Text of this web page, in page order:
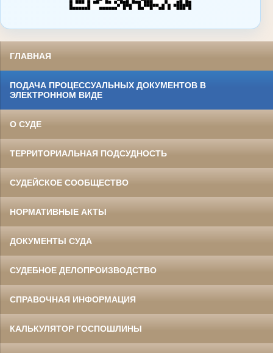
ГЛАВНАЯ
ПОДАЧА ПРОЦЕССУАЛЬНЫХ ДОКУМЕНТОВ В
ЭЛЕКТРОННОМ ВИДЕ
О СУДЕ
ТЕРРИТОРИАЛЬНАЯ ПОДСУДНОСТЬ
СУДЕЙСКОЕ СООБЩЕСТВО
НОРМАТИВНЫЕ АКТЫ
ДОКУМЕНТЫ СУДА
СУДЕБНОЕ ДЕЛОПРОИЗВОДСТВО
СПРАВОЧНАЯ ИНФОРМАЦИЯ
КАЛЬКУЛЯТОР ГОСПОШЛИНЫ